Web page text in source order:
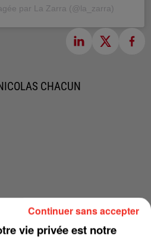
par La Zarra (@la_zarra)
CHACUN
vie privée est notre
Continuer sans accepter